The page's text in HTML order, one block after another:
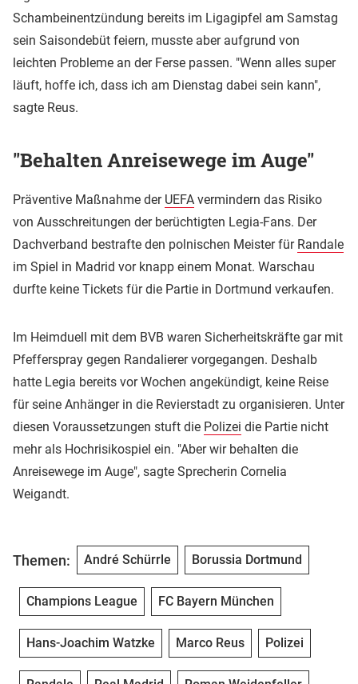
Schambeinentzündung bereits im Ligagipfel am Samstag
sein Saisondebüt feiern, musste aber aufgrund von
leichten Probleme an der Ferse passen. "Wenn alles super
läuft, hoffe ich, dass ich am Dienstag dabei sein kann",
sagte Reus.
"Behalten Anreisewege im Auge"
Präventive Maßnahme der UEFA vermindern das Risiko
von Ausschreitungen der berüchtigten Legia-Fans. Der
Dachverband bestrafte den polnischen Meister für Randale
im Spiel in Madrid vor knapp einem Monat. Warschau
durfte keine Tickets für die Partie in Dortmund verkaufen.
Im Heimduell mit dem BVB waren Sicherheitskräfte gar mit
Pfefferspray gegen Randalierer vorgegangen. Deshalb
hatte Legia bereits vor Wochen angekündigt, keine Reise
für seine Anhänger in die Revierstadt zu organisieren. Unter
diesen Voraussetzungen stuft die Polizei die Partie nicht
mehr als Hochrisikospiel ein. "Aber wir behalten die
Anreisewege im Auge", sagte Sprecherin Cornelia
Weigandt.
Themen: André Schürrle Borussia Dortmund
Champions League FC Bayern München
Hans-Joachim Watzke Marco Reus Polizei